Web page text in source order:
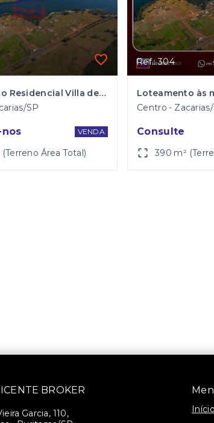
Loteamento Residencial Villa de Santa Bárbara em Zacarias/SP
SP
VENDA
Área Total)
Ref.: 304
Centro -
Consulte
390 m²
Início
BROKER
Garcia, 110,